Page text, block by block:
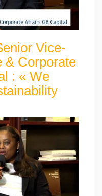
Vice-
& Corporate
: « We